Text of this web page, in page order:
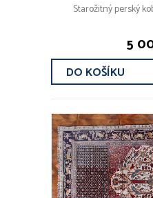
Starožitný perský
5
DO KOŠÍKU